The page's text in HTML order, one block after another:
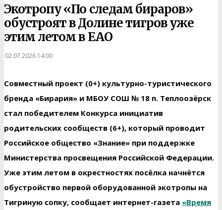
Экотропу «По следам бираров»
обустроят в Долине тигров уже
этим летом в ЕАО
02.07.2026 14:00
Совместный проект (0+) культурно-туристического
бренда «Бирария» и МБОУ СОШ № 18 п. Теплоозёрск
стал победителем Конкурса инициатив
родительских сообществ (6+), который проводит
Российское общество «Знание» при поддержке
Министерства просвещения Российской Федерации.
Уже этим летом в окрестностях посёлка начнётся
обустройство первой оборудованной экотропы на
Тигриную сопку, сообщает интернет-газета «Время